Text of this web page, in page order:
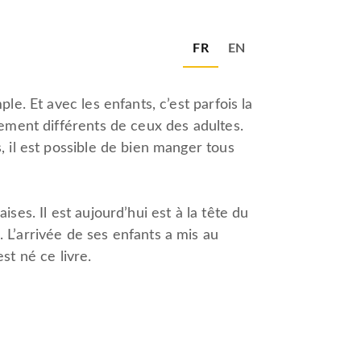
FR EN
Et avec les enfants, c’est parfois la
différents de ceux des adultes.
il est possible de bien manger tous
Il est aujourd’hui est à la tête du
de ses enfants a mis au
né ce livre.